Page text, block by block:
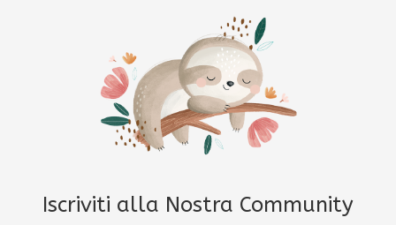
Iscriviti alla Nostra Community